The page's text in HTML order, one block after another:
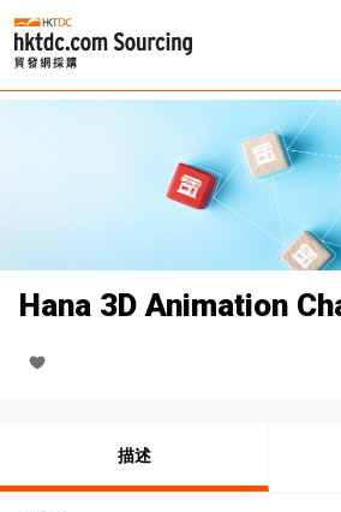
Hana 3D Animation
描述